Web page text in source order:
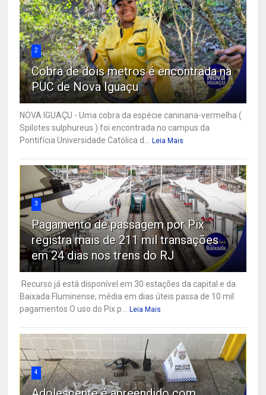
2
Cobra de dois metros é encontrada na
PUC de Nova Iguaçu
NOVA IGUAÇU - Uma cobra da espécie caninana-vermelha (
Spilotes sulphureus ) foi encontrada no campus da
Pontifícia Universidade Católica d...
Leia Mais
3
Pagamento de passagem por Pix
registra mais de 211 mil transações
em 24 dias nos trens do RJ
Recurso já está disponível em 30 estações da capital e da
Baixada Fluminense; média em dias úteis passa de 10 mil
pagamentos O uso do Pix p...
Leia Mais
4